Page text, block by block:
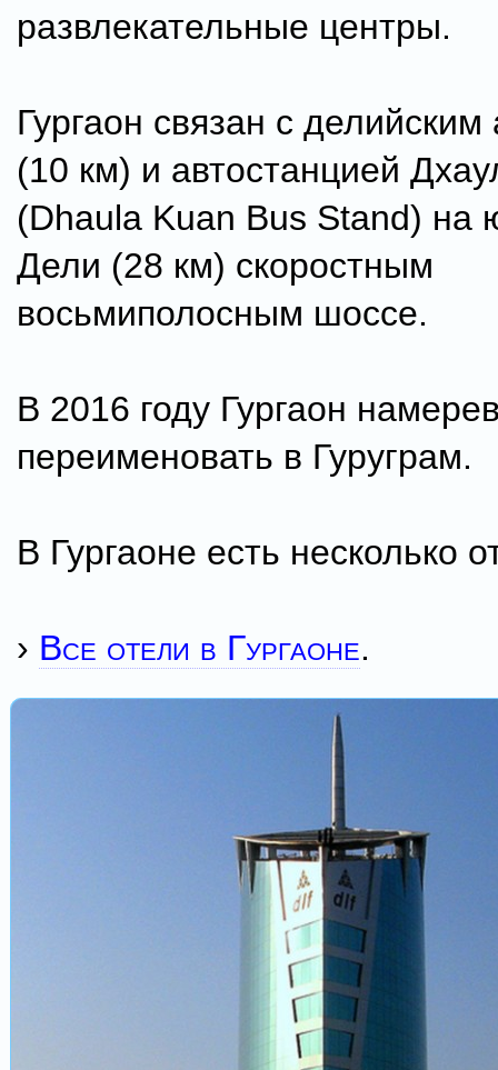
развлекательные центры.
Гургаон связан с
(10 км) и автостанцией
(Dhaula Kuan Bus Stand) на
Дели (28 км) скоростным
восьмиполосным шоссе.
В 2016 году Гургаон
переименовать в Гуруграм.
В Гургаоне есть несколько
› Все отели в Гургаоне.